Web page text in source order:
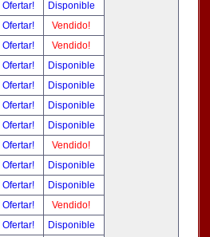
Ofertar!
Disponible
Ofertar!
Vendido!
Ofertar!
Vendido!
Ofertar!
Disponible
Ofertar!
Disponible
Ofertar!
Disponible
Ofertar!
Disponible
Ofertar!
Vendido!
Ofertar!
Disponible
Ofertar!
Disponible
Ofertar!
Vendido!
Ofertar!
Disponible